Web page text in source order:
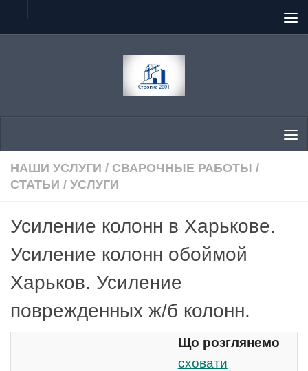
Перейти к содержимому
НАШИ УСЛУГИ / СВАРОЧНЫЕ РАБОТЫ /
СТАТЬИ / УСЛУГИ
Усиление колонн в Харькове.
Усиление колонн обоймой
Харьков. Усиление
поврежденных ж/б колонн.
Що розглянемо
сховати